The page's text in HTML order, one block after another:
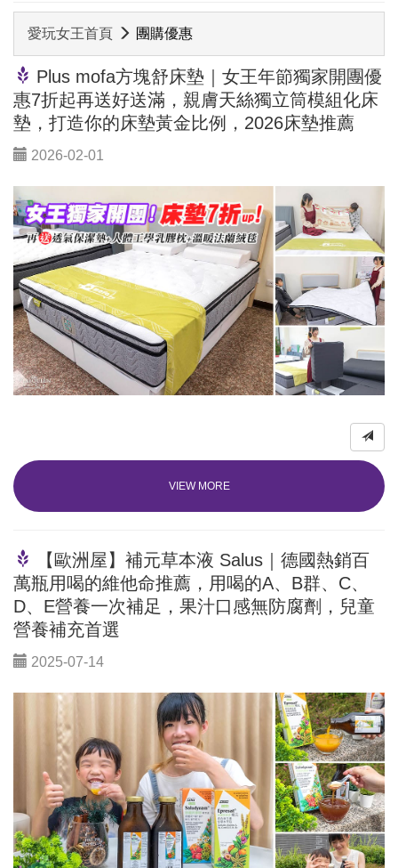
愛玩女王首頁 團購優惠
Plus mofa方塊舒床墊｜女王年節獨家開團優
惠7折起再送好送滿，親膚天絲獨立筒模組化床
墊，打造你的床墊黃金比例，2026床墊推薦
2026-02-01
VIEW MORE
【歐洲屋】補元草本液 Salus｜德國熱銷百
萬瓶用喝的維他命推薦，用喝的A、B群、C、
D、E營養一次補足，果汁口感無防腐劑，兒童
營養補充首選
2025-07-14